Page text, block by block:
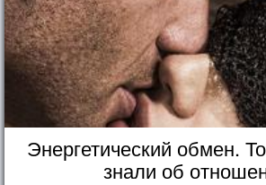
Энергетический обмен.
знали об